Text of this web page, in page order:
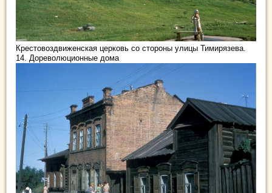
Крестовоздвиженская церковь со стороны улицы Тимирязева.
14. Дореволюционные дома